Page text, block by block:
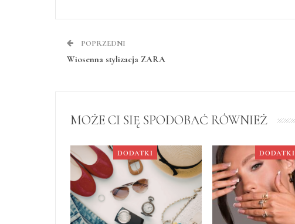
POPRZEDNI
Wiosenna stylizacja ZARA
MOŻE CI SIĘ SPODOBAĆ RÓWNIEŻ
DODATKI DODATKI